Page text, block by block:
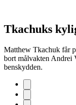
Tkachuks
Matthew Tkachuk får
bort målvakten Andrei
benskydden.